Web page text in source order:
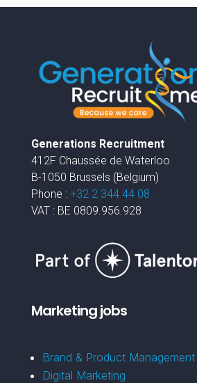
Generations Recruitment
412F Chaussée de Waterloo
B-1050 Brussels (Belgium)
Phone : +32 2 344 44 08
VAT : BE 0809.956.928
Marketing jobs
Brand & Product Management
Digital Marketing